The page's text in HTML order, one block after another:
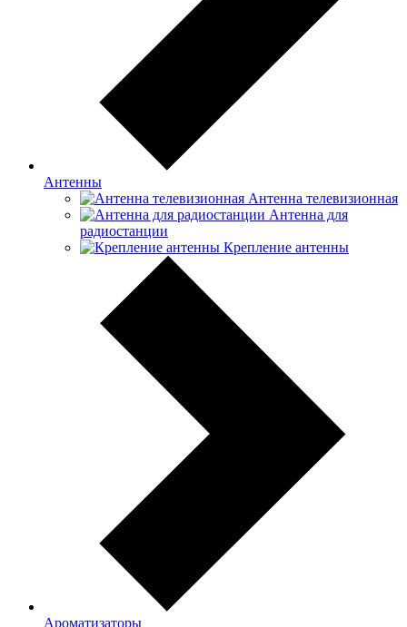
Антенны
Антенна телевизионная
Антенна для
радиостанции
Крепление антенны
Ароматизаторы